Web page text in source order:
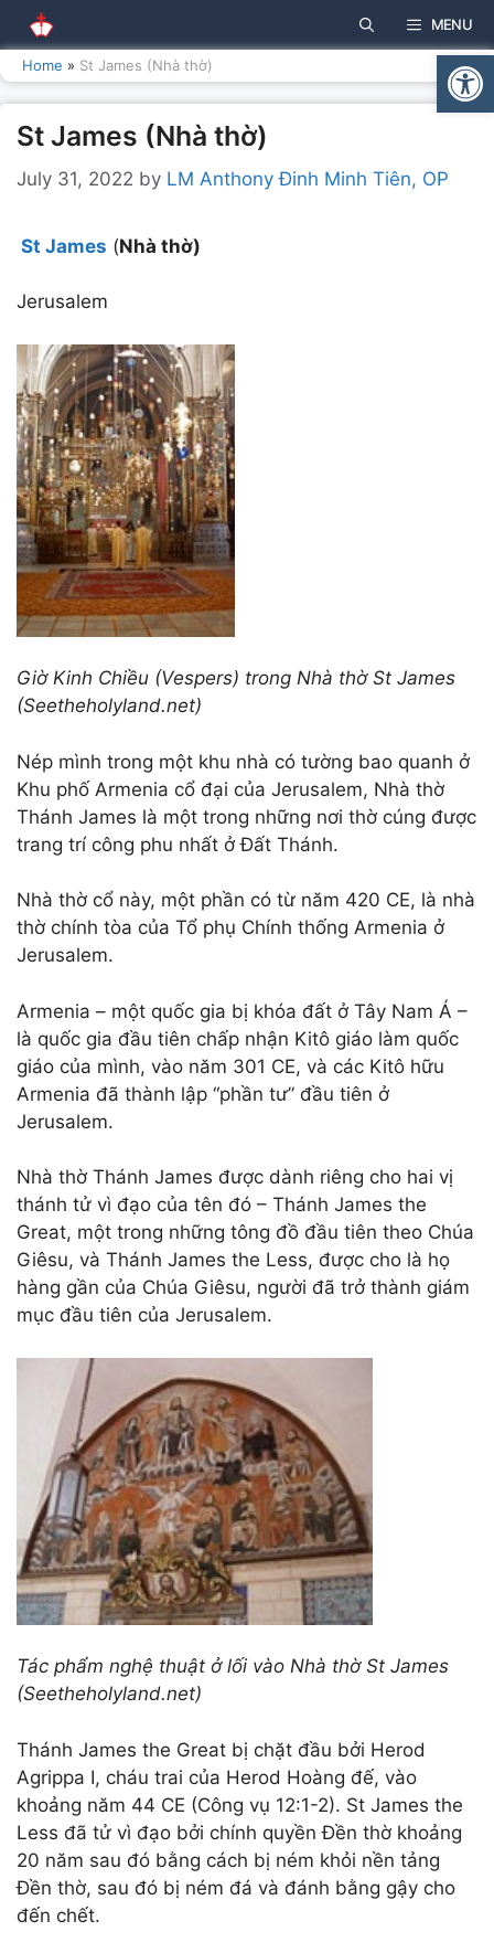
to
content
MENU
Home » St James (Nhà thờ)
St James (Nhà thờ)
July 31, 2022 by LM Anthony Đinh Minh Tiên, OP
St James (Nhà thờ)
Jerusalem
Giờ Kinh Chiều (Vespers) trong Nhà thờ St James
(Seetheholyland.net)
Nép mình trong một khu nhà có tường bao quanh ở
Khu phố Armenia cổ đại của Jerusalem, Nhà thờ
Thánh James là một trong những nơi thờ cúng được
trang trí công phu nhất ở Đất Thánh.
Nhà thờ cổ này, một phần có từ năm 420 CE, là nhà
thờ chính tòa của Tổ phụ Chính thống Armenia ở
Jerusalem.
Armenia – một quốc gia bị khóa đất ở Tây Nam Á –
là quốc gia đầu tiên chấp nhận Kitô giáo làm quốc
giáo của mình, vào năm 301 CE, và các Kitô hữu
Armenia đã thành lập “phần tư” đầu tiên ở
Jerusalem.
Nhà thờ Thánh James được dành riêng cho hai vị
thánh tử vì đạo của tên đó – Thánh James the
Great, một trong những tông đồ đầu tiên theo Chúa
Giêsu, và Thánh James the Less, được cho là họ
hàng gần của Chúa Giêsu, người đã trở thành giám
mục đầu tiên của Jerusalem.
Tác phẩm nghệ thuật ở lối vào Nhà thờ St James
(Seetheholyland.net)
Thánh James the Great bị chặt đầu bởi Herod
Agrippa I, cháu trai của Herod Hoàng đế, vào
khoảng năm 44 CE (Công vụ 12:1-2). St James the
Less đã tử vì đạo bởi chính quyền Đền thờ khoảng
20 năm sau đó bằng cách bị ném khỏi nền tảng
Đền thờ, sau đó bị ném đá và đánh bằng gậy cho
đến chết.